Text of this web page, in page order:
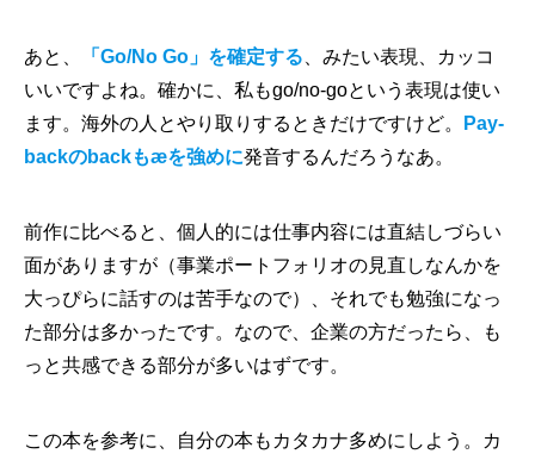
あと、 「Go/No Go」を確定する 、みたい表現、カッコ
いいですよね。確かに、私もgo/no-goという表現は使い
ます。海外の人とやり取りするときだけですけど。
Pay-
backのbackもæを強めに発音するんだろうなあ。
前作に比べると、個人的には仕事内容には直結しづらい
面がありますが（事業ポートフォリオの見直しなんかを
大っぴらに話すのは苦手なので）、それでも勉強になっ
た部分は多かったです。なので、企業の方だったら、も
っと共感できる部分が多いはずです。
この本を参考に、自分の本もカタカナ多めにしよう。カ